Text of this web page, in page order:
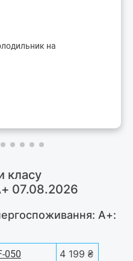
на
класу
07.08.2026
A+:
050
4 199 ₴